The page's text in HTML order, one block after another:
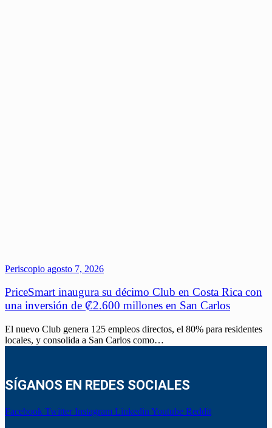
Periscopio agosto 7, 2026
PriceSmart inaugura su décimo Club en Costa Rica con
una inversión de ₡2.600 millones en San Carlos
El nuevo Club genera 125 empleos directos, el 80% para residentes
locales, y consolida a San Carlos como…
SÍGANOS EN REDES SOCIALES
Facebook Twitter Instagram Linkedin Youtube Reddit